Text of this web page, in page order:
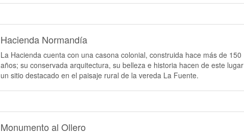
Hacienda Normandía
La Hacienda cuenta con una casona colonial, construida hace más de 150
años; su conservada arquitectura, su belleza e historia hacen de este lugar
un sitio destacado en el paisaje rural de la vereda La Fuente.
Monumento al Ollero